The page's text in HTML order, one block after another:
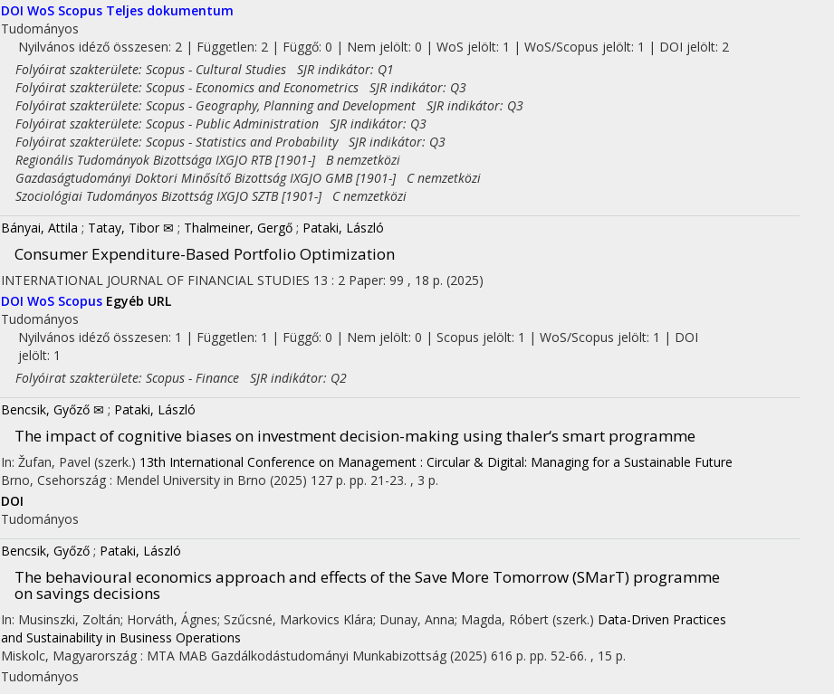
DOI WoS Scopus Teljes dokumentum
Tudományos
Nyilvános idéző összesen: 2 | Független: 2 | Függő: 0 | Nem jelölt: 0 | WoS jelölt: 1 | WoS/Scopus jelölt: 1 | DOI jelölt: 2
Folyóirat szakterülete: Scopus - Cultural Studies SJR indikátor: Q1
Folyóirat szakterülete: Scopus - Economics and Econometrics SJR indikátor: Q3
Folyóirat szakterülete: Scopus - Geography, Planning and Development SJR indikátor: Q3
Folyóirat szakterülete: Scopus - Public Administration SJR indikátor: Q3
Folyóirat szakterülete: Scopus - Statistics and Probability SJR indikátor: Q3
Regionális Tudományok Bizottsága IXGJO RTB [1901-] B nemzetközi
Gazdaságtudományi Doktori Minősítő Bizottság IXGJO GMB [1901-] C nemzetközi
Szociológiai Tudományos Bizottság IXGJO SZTB [1901-] C nemzetközi
Bányai, Attila ; Tatay, Tibor ✉ ; Thalmeiner, Gergő ; Pataki, László
Consumer Expenditure-Based Portfolio Optimization
INTERNATIONAL JOURNAL OF FINANCIAL STUDIES 13 : 2 Paper: 99 , 18 p. (2025)
DOI WoS Scopus Egyéb URL
Tudományos
Nyilvános idéző összesen: 1 | Független: 1 | Függő: 0 | Nem jelölt: 0 | Scopus jelölt: 1 | WoS/Scopus jelölt: 1 | DOI
jelölt: 1
Folyóirat szakterülete: Scopus - Finance SJR indikátor: Q2
Bencsik, Győző ✉ ; Pataki, László
The impact of cognitive biases on investment decision-making using thaler‘s smart programme
In: Žufan, Pavel (szerk.) 13th International Conference on Management : Circular & Digital: Managing for a Sustainable Future
Brno, Csehország : Mendel University in Brno (2025) 127 p. pp. 21-23. , 3 p.
DOI
Tudományos
Bencsik, Győző ; Pataki, László
The behavioural economics approach and effects of the Save More Tomorrow (SMarT) programme
on savings decisions
In: Musinszki, Zoltán; Horváth, Ágnes; Szűcsné, Markovics Klára; Dunay, Anna; Magda, Róbert (szerk.) Data-Driven Practices
and Sustainability in Business Operations
Miskolc, Magyarország : MTA MAB Gazdálkodástudományi Munkabizottság (2025) 616 p. pp. 52-66. , 15 p.
Tudományos